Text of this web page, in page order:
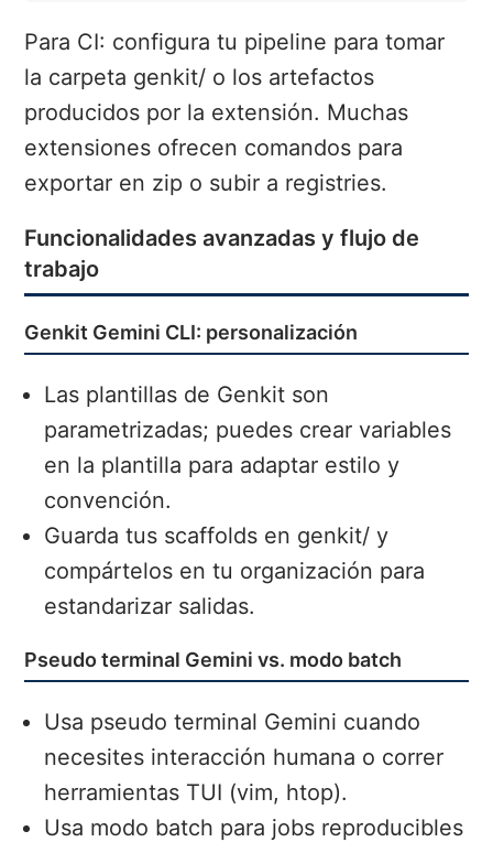
Para CI: configura tu pipeline para tomar
la carpeta genkit/ o los artefactos
producidos por la extensión. Muchas
extensiones ofrecen comandos para
exportar en zip o subir a registries.
Funcionalidades avanzadas y flujo de
trabajo
Genkit Gemini CLI: personalización
Las plantillas de Genkit son
parametrizadas; puedes crear variables
en la plantilla para adaptar estilo y
convención.
Guarda tus scaffolds en genkit/ y
compártelos en tu organización para
estandarizar salidas.
Pseudo terminal Gemini vs. modo batch
Usa pseudo terminal Gemini cuando
necesites interacción humana o correr
herramientas TUI (vim, htop).
Usa modo batch para jobs reproducibles